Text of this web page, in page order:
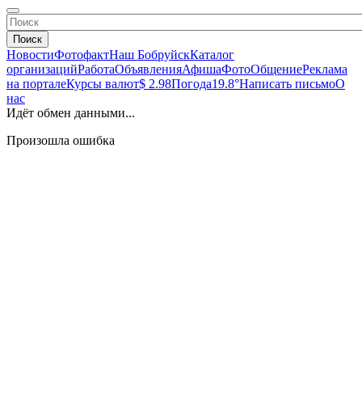
Поиск
НовостиФотофактНаш БобруйскКаталог
организацийРаботаОбъявленияАфишаФотоОбщениеРеклама
на порталеКурсы валют$ 2.98Погода19.8°Написать письмоО
нас
Идёт обмен данными...
Произошла ошибка